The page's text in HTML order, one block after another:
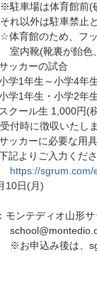
は体育館前(砂利
は駐車禁止とな
のため、フット
靴裏が飴色、白
ッカーの試合
学1年生～小学4年
学1年生・小学2
クール生 1,000円(
付時に徴収いたし
ッカーに必要な用
記よりご入力くだ
https://
10日(月)
モンテディオ山形
み後は、sgrum